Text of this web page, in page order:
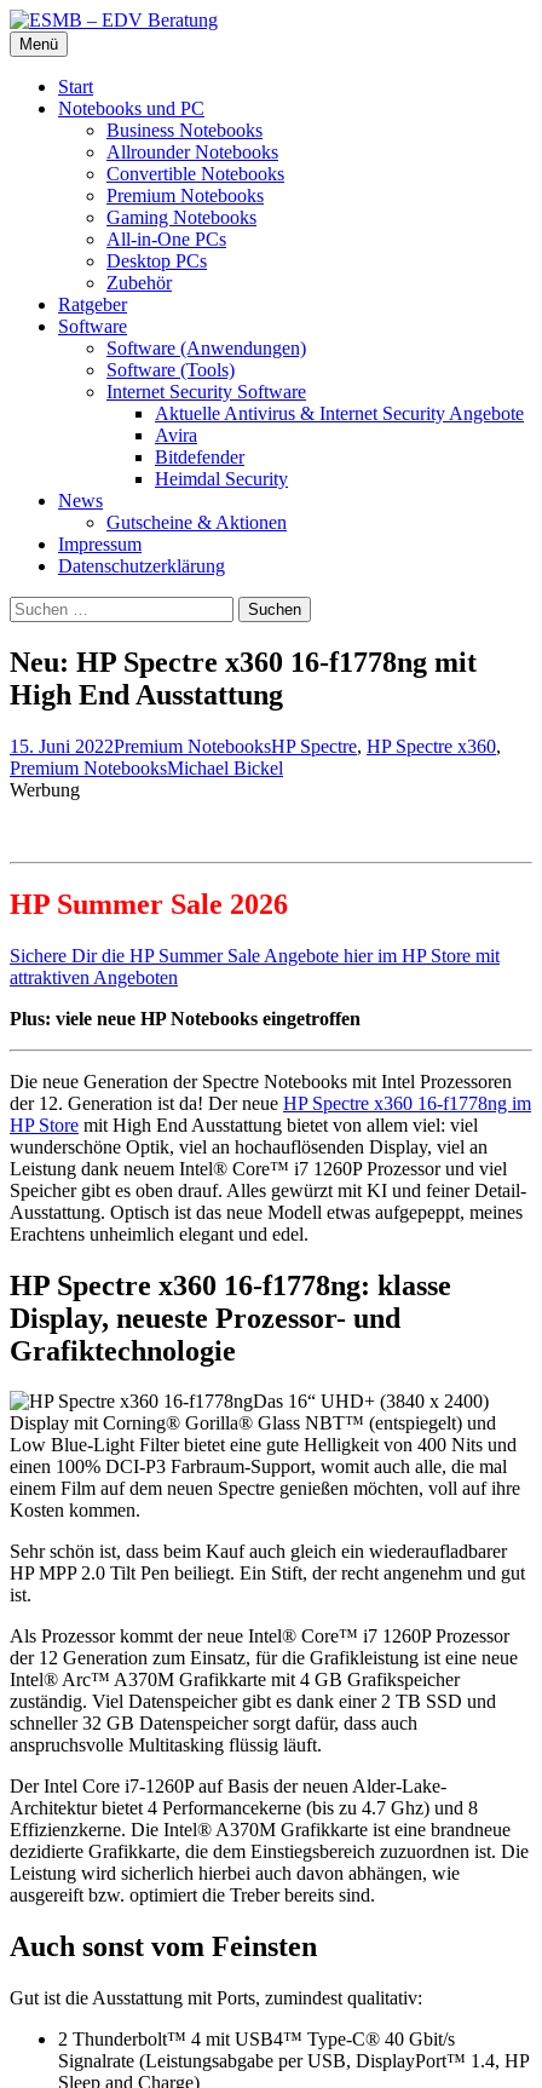
ESMB – EDV Beratung
Menü Zum
Inhalt
springen
Start
Notebooks und PC
Business Notebooks
Allrounder Notebooks
Convertible Notebooks
Premium Notebooks
Gaming Notebooks
All-in-One PCs
Desktop PCs
Zubehör
Ratgeber
Software
Software (Anwendungen)
Software (Tools)
Internet Security Software
Aktuelle Antivirus & Internet Security Angebote
Avira
Bitdefender
Heimdal Security
News
Gutscheine & Aktionen
Impressum
Datenschutzerklärung
Suche
nach:
Neu: HP Spectre x360 16-f1778ng mit
High End Ausstattung
15. Juni 2022Premium NotebooksHP Spectre, HP Spectre x360,
Premium NotebooksMichael Bickel
Werbung
HP Summer Sale 2026
Sichere Dir die HP Summer Sale Angebote hier im HP Store mit
attraktiven Angeboten
Plus: viele neue HP Notebooks eingetroffen
Die neue Generation der Spectre Notebooks mit Intel Prozessoren
der 12. Generation ist da! Der neue HP Spectre x360 16-f1778ng im
HP Store mit High End Ausstattung bietet von allem viel: viel
wunderschöne Optik, viel an hochauflösenden Display, viel an
Leistung dank neuem Intel® Core™ i7 1260P Prozessor und viel
Speicher gibt es oben drauf. Alles gewürzt mit KI und feiner Detail-
Ausstattung. Optisch ist das neue Modell etwas aufgepeppt, meines
Erachtens unheimlich elegant und edel.
HP Spectre x360 16-f1778ng: klasse
Display, neueste Prozessor- und
Grafiktechnologie
Das 16“ UHD+ (3840 x 2400)
Display mit Corning® Gorilla® Glass NBT™ (entspiegelt) und
Low Blue-Light Filter bietet eine gute Helligkeit von 400 Nits und
einen 100% DCI-P3 Farbraum-Support, womit auch alle, die mal
einem Film auf dem neuen Spectre genießen möchten, voll auf ihre
Kosten kommen.
Sehr schön ist, dass beim Kauf auch gleich ein wiederaufladbarer
HP MPP 2.0 Tilt Pen beiliegt. Ein Stift, der recht angenehm und gut
ist.
Als Prozessor kommt der neue Intel® Core™ i7 1260P Prozessor
der 12 Generation zum Einsatz, für die Grafikleistung ist eine neue
Intel® Arc™ A370M Grafikkarte mit 4 GB Grafikspeicher
zuständig. Viel Datenspeicher gibt es dank einer 2 TB SSD und
schneller 32 GB Datenspeicher sorgt dafür, dass auch
anspruchsvolle Multitasking flüssig läuft.
Der Intel Core i7-1260P auf Basis der neuen Alder-Lake-
Architektur bietet 4 Performancekerne (bis zu 4.7 Ghz) und 8
Effizienzkerne. Die Intel® A370M Grafikkarte ist eine brandneue
dezidierte Grafikkarte, die dem Einstiegsbereich zuzuordnen ist. Die
Leistung wird sicherlich hierbei auch davon abhängen, wie
ausgereift bzw. optimiert die Treber bereits sind.
Auch sonst vom Feinsten
Gut ist die Ausstattung mit Ports, zumindest qualitativ:
2 Thunderbolt™ 4 mit USB4™ Type-C® 40 Gbit/s
Signalrate (Leistungsabgabe per USB, DisplayPort™ 1.4, HP
Sleep and Charge)